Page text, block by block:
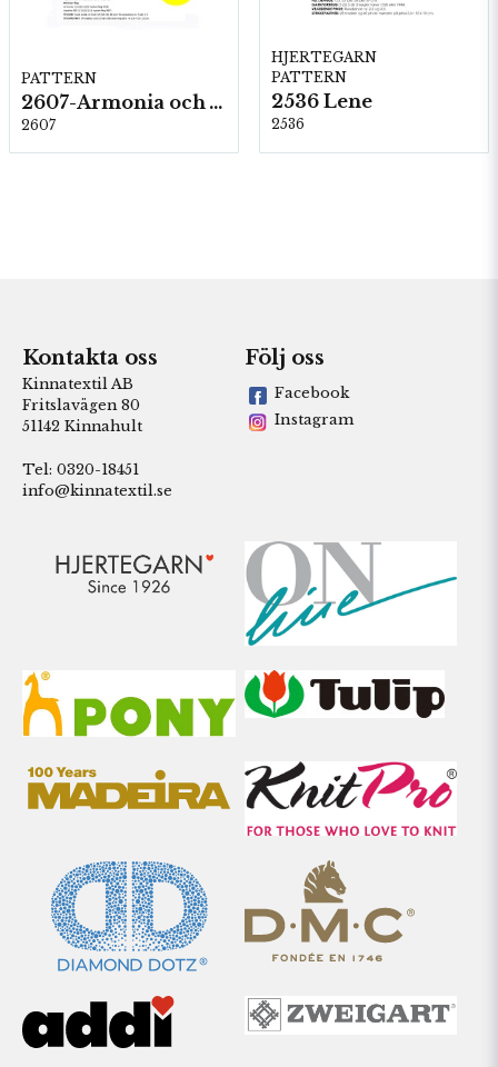
PATTERN
2607-Armonia och Alpaca 400
2607
HJERTEGARN
PATTERN
2536 Lene
2536
Kontakta oss
Kinnatextil AB
Fritslavägen 80
51142 Kinnahult
Tel: 0320-18451
info@kinnatextil.se
Följ oss
Facebook
Instagram